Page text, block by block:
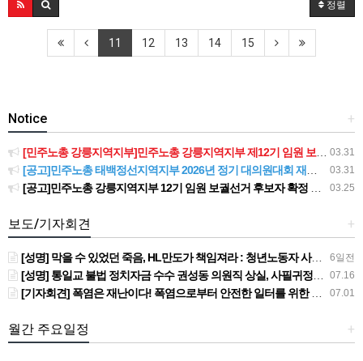
정렬
11 12 13 14 15
+
Notice
03.31
[민주노총 강릉지역지부]민주노총 강릉지역지부 제12기 임원 보궐선거결과 공고
03.31
[공고]민주노총 태백정선지역지부 2026년 정기 대의원대회 재소집 건
03.25
[공고]민주노총 강릉지역지부 12기 임원 보궐선거 후보자 확정 공고
+
보도/기자회견
6일전
[성명] 막을 수 있었던 죽음, HL만도가 책임져라 : 청년노동자 사망사고의 철저한 진상규명과 재발방지 대책 마련하라
07.16
[성명] 통일교 불법 정치자금 수수 권성동 의원직 상실, 사필귀정이다
07.01
[기자회견] 폭염은 재난이다! 폭염으로부터 안전한 일터를 위한 민주노총 강원지역본부 폭염감시단 선포 기자회견
+
월간 주요일정